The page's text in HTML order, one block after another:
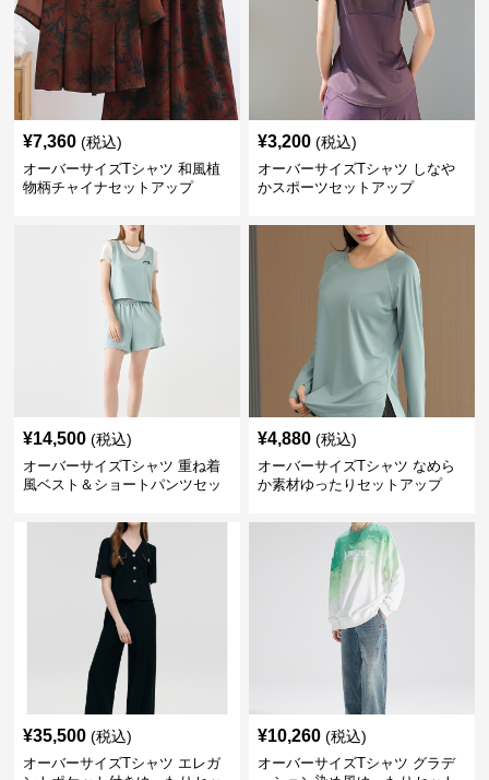
¥7,360 (税込)
オーバーサイズTシャツ 和風植
物柄チャイナセットアップ
¥3,200 (税込)
オーバーサイズTシャツ しなや
かスポーツセットアップ
¥14,500 (税込)
オーバーサイズTシャツ 重ね着
風ベスト＆ショートパンツセッ
¥4,880 (税込)
オーバーサイズTシャツ なめら
か素材ゆったりセットアップ
¥35,500 (税込)
オーバーサイズTシャツ エレガ
¥10,260 (税込)
オーバーサイズTシャツ グラデ